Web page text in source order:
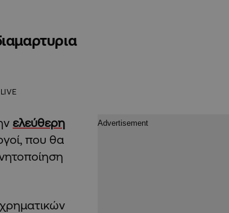
ελεύθερη
που θα